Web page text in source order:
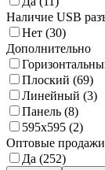
Наличие USB
Нет (30)
Дополнительно
Плоский (69)
Линейный (3)
Панель (8)
595x595 (2)
Оптовые продажи
Да (252)